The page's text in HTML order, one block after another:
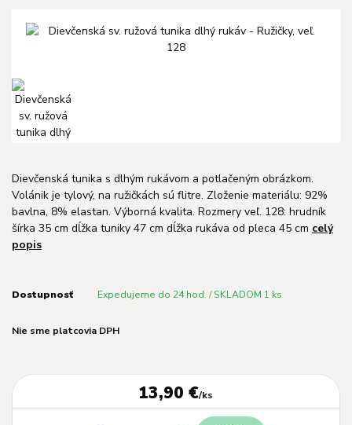
Dievčenská tunika s dlhým rukávom a potlačeným obrázkom.
Volánik je tylový, na ružičkách sú flitre. Zloženie materiálu: 92%
bavlna, 8% elastan. Výborná kvalita. Rozmery veľ. 128: hrudník
šírka 35 cm dĺžka tuniky 47 cm dĺžka rukáva od pleca 45 cm celý
popis
Dostupnosť Expedujeme do 24 hod. / SKLADOM 1 ks
Nie sme platcovia DPH
13,90 €/ks